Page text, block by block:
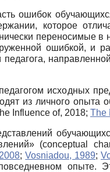
ошибок
которое
переносимые
ошибкой, и
исходных
из личного
Influence of, 2018; The
(conceptual
;Vosniadou, 1989;
опыте.